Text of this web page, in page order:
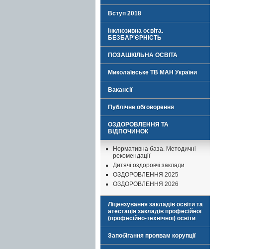
Вступ 2018
Інклюзивна освіта.
БЕЗБАР'ЄРНІСТЬ
ПОЗАШКІЛЬНА ОСВІТА
Миколаївське ТВ МАН України
Вакансії
Публічне обговорення
ОЗДОРОВЛЕННЯ ТА
ВІДПОЧИНОК
Нормативна база. Методичні
рекомендації
Дитячі оздоровчі заклади
ОЗДОРОВЛЕННЯ 2025
ОЗДОРОВЛЕННЯ 2026
Ліцензування закладів освіти та
атестація закладів професійної
(професійно-технічної) освіти
Запобігання проявам корупції